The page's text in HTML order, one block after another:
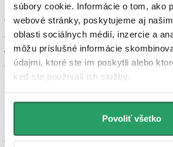
súbory cookie. Informácie o tom, ako
webové stránky, poskytujeme aj
oblasti sociálnych médií, inzercie a
môžu príslušné informácie
údajmi, ktoré ste im poskytli alebo
keď ste používali ich služby.
Povoliť všetko
Vanička je vyrobená z vysoko kvalitného
vďaka čomu získava svoju pevnosť a
vlhkosti a chemikáliám. Odoláva aj pádu
vaničky. Tým je zaistená dlhá životnosť.
údržbu a na čistenie vám postačia bežné
hubka. Neprepúšťa vodu a iné tekutiny,
mikroorganizmov, plesní a usadzovaniu
odolný voči zmenám teploty, teda vám